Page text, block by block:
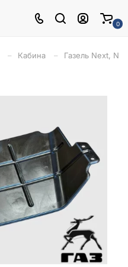
0
Кабина Газель Next, NN